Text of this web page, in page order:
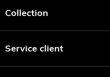
Collection
Service client